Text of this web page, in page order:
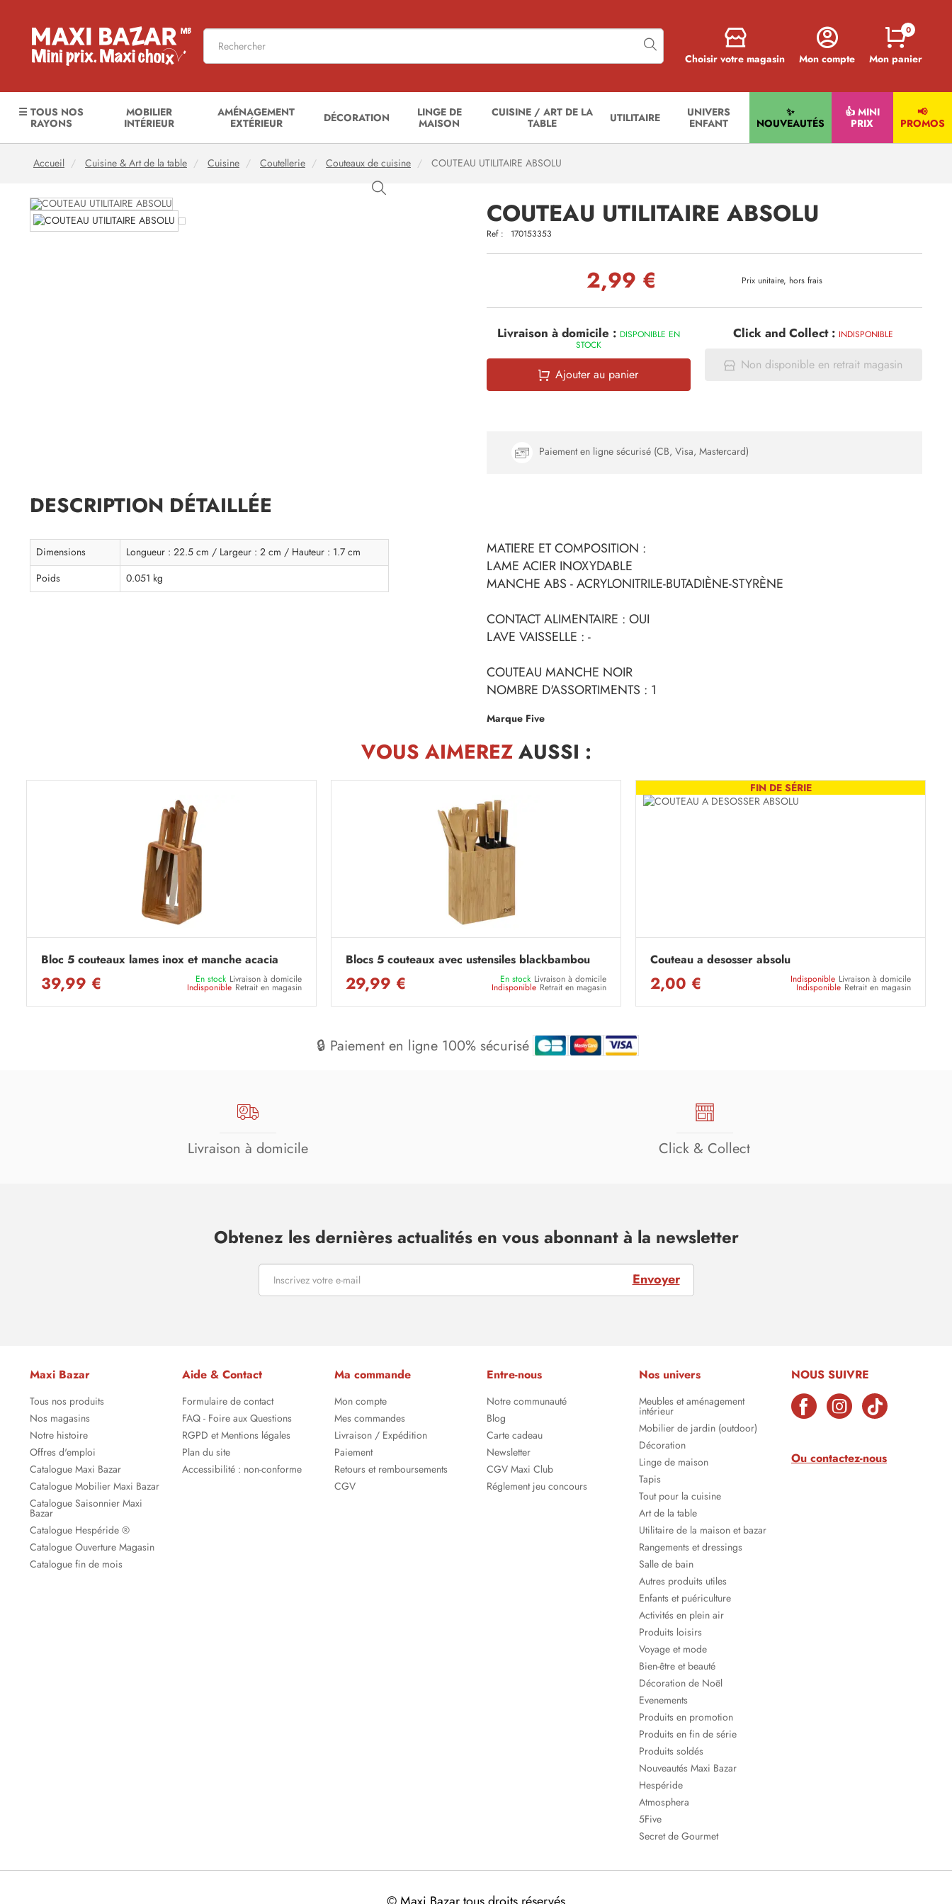
Choisir votre magasin Mon compte Mon panier
0
☰ TOUS NOS
RAYONS
MOBILIER
INTÉRIEUR
AMÉNAGEMENT
EXTÉRIEUR
DÉCORATION
LINGE DE
MAISON
CUISINE / ART DE LA
TABLE
UTILITAIRE
UNIVERS
ENFANT
✨
NOUVEAUTÉS
👍 MINI
PRIX
📢
PROMOS
Accueil Cuisine & Art de la table Cuisine Coutellerie Couteaux de cuisine COUTEAU UTILITAIRE ABSOLU
COUTEAU UTILITAIRE ABSOLU
Ref : 170153353
2,99 € Prix unitaire, hors frais
Livraison à domicile : DISPONIBLE EN
STOCK
Ajouter au panier
Click and Collect : INDISPONIBLE
Non disponible en retrait magasin
Paiement en ligne sécurisé (CB, Visa, Mastercard)
DESCRIPTION DÉTAILLÉE
Dimensions
Longueur : 22.5 cm / Largeur : 2 cm / Hauteur : 1.7 cm
Poids
0.051 kg
MATIERE ET COMPOSITION :
LAME ACIER INOXYDABLE
MANCHE ABS - ACRYLONITRILE-BUTADIÈNE-STYRÈNE
CONTACT ALIMENTAIRE : OUI
LAVE VAISSELLE : -
COUTEAU MANCHE NOIR
NOMBRE D'ASSORTIMENTS : 1
Marque Five
VOUS AIMEREZAUSSI :
Bloc 5 couteaux lames inox et manche acacia
39,99 € En stock Livraison à domicile
Indisponible Retrait en magasin
Blocs 5 couteaux avec ustensiles blackbambou
29,99 € En stock Livraison à domicile
Indisponible Retrait en magasin
FIN DE SÉRIE
Couteau a desosser absolu
2,00 € Indisponible Livraison à domicile
Indisponible Retrait en magasin
🔒 Paiement en ligne 100% sécurisé
Livraison à domicile Click & Collect
Obtenez les dernières actualités en vous abonnant à la newsletter
Envoyer
Maxi Bazar
Tous nos produits
Nos magasins
Notre histoire
Offres d'emploi
Catalogue Maxi Bazar
Catalogue Mobilier Maxi Bazar
Catalogue Saisonnier Maxi
Bazar
Catalogue Hespéride ®
Catalogue Ouverture Magasin
Catalogue fin de mois
Aide & Contact
Formulaire de contact
FAQ - Foire aux Questions
RGPD et Mentions légales
Plan du site
Accessibilité : non-conforme
Ma commande
Mon compte
Mes commandes
Livraison / Expédition
Paiement
Retours et remboursements
CGV
Entre-nous
Notre communauté
Blog
Carte cadeau
Newsletter
CGV Maxi Club
Réglement jeu concours
Nos univers
Meubles et aménagement
intérieur
Mobilier de jardin (outdoor)
Décoration
Linge de maison
Tapis
Tout pour la cuisine
Art de la table
Utilitaire de la maison et bazar
Rangements et dressings
Salle de bain
Autres produits utiles
Enfants et puériculture
Activités en plein air
Produits loisirs
Voyage et mode
Bien-être et beauté
Décoration de Noël
Evenements
Produits en promotion
Produits en fin de série
Produits soldés
Nouveautés Maxi Bazar
Hespéride
Atmosphera
5Five
Secret de Gourmet
NOUS SUIVRE
Ou contactez-nous